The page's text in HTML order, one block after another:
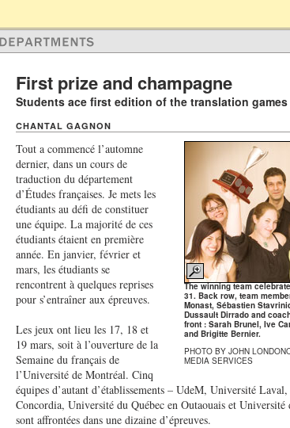
First prize and champagne
Students ace first edition of the translation games
CHANTAL GAGNON
The winning team
31. Back row, team
Monast, Sébastien
Dussault Dirrado and
front : Sarah Brunel, Ive
and Brigitte Bernier.
PHOTO BY JOHN
MEDIA SERVICES
Tout a commencé l’automne
dernier, dans un cours de
traduction du département
d’Études françaises. Je mets les
étudiants au défi de constituer
une équipe. La majorité de ces
étudiants étaient en première
année. En janvier, février et
mars, les étudiants se
rencontrent à quelques reprises
pour s’entraîner aux épreuves.
Les jeux ont lieu les 17, 18 et
19 mars, soit à l’ouverture de la
Semaine du français de
l’Université de Montréal. Cinq
équipes d’autant d’établissements – UdeM, Université
Concordia, Université du Québec en Outaouais et Université
sont affrontées dans une dizaine d’épreuves.